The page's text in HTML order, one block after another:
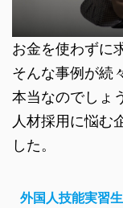
お金を使わずに
そんな事例が続
本当なのでしょ
人材採用に悩む
した。
外国人技能実習